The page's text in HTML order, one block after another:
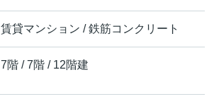
賃貸マンション / 鉄筋コンクリート
7階 / 7階 / 12階建